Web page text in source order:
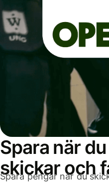
Spara när
skickar och
Spara pengar när du